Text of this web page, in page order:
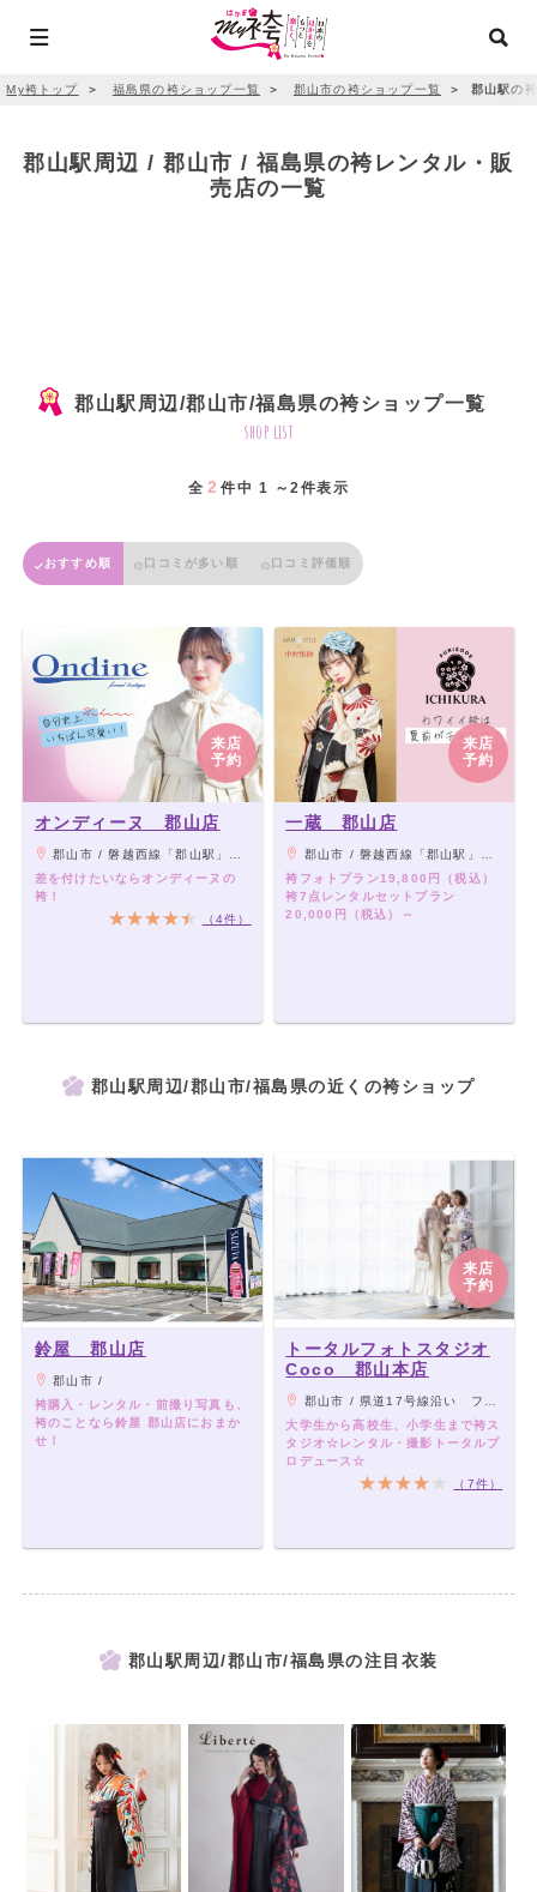
My袴トップ ＞ 福島県の袴ショップ一覧 ＞ 郡山市の袴ショップ一覧 ＞ 郡山駅の
郡山駅周辺 / 郡山市 / 福島県の袴レンタル・販
売店の一覧
郡山駅周辺/郡山市/福島県の袴ショップ一覧
shop list
全 2 件中 1 ～2件表示
おすすめ順 口コミが多い順 口コミ評価順
来店
予約
オンディーヌ 郡山店
郡山市 / 磐越西線「郡山駅」より車19分、静御前通り沿い
差を付けたいならオンディーヌの
袴！
（4件）
来店
予約
一蔵 郡山店
郡山市 / 磐越西線「郡山駅」より車19分、静御前通り沿い
袴フォトプラン19,800円（税込）
袴7点レンタルセットプラン
20,000円（税込）～
郡山駅周辺/郡山市/福島県の近くの袴ショップ
鈴屋 郡山店
郡山市 /
袴購入・レンタル・前撮り写真も、
袴のことなら鈴屋 郡山店におまか
せ！
来店
予約
トータルフォトスタジオ
Coco 郡山本店
郡山市 / 県道17号線沿い フレスポ郡山内 ビックパレットの目の前
大学生から高校生、小学生まで袴ス
タジオ☆レンタル・撮影トータルプ
ロデュース☆
（7件）
郡山駅周辺/郡山市/福島県の注目衣装